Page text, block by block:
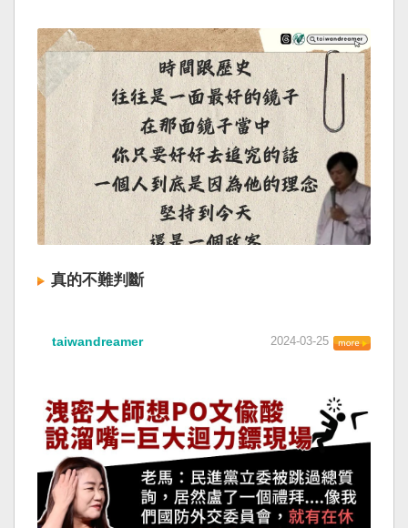
真的不難判斷
taiwandreamer 2024-03-25